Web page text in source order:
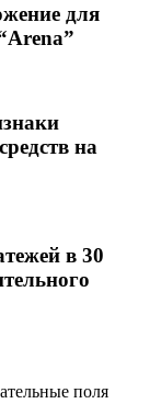
для
на
в 30
поля